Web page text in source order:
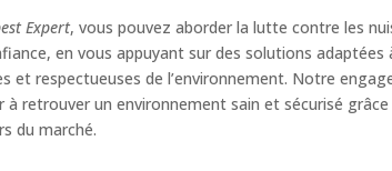
Expert, vous pouvez aborder la lutte contre les
en vous appuyant sur des solutions adaptées
et respectueuses de l’environnement. Notre
à retrouver un environnement sain et sécurisé grâce
du marché.